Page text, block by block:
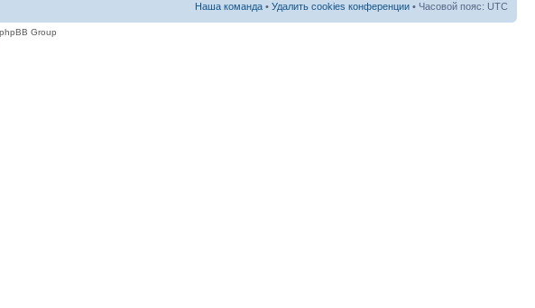
Наша команда • Удалить cookies конференции • Часовой пояс: UTC
Group